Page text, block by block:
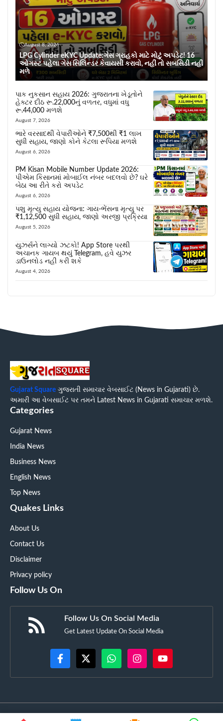
August 8, 2026
LPG Cylinder eKYC Update:ગેસ ગ્રાહકો માટે મોટું અપડેટ! 16
ઓગસ્ટ પહેલા ગેસ સિલિન્ડર કેવાયસી કરાવો, નહીં તો સબસિડી નહીં
મળે
પાક નુકસાન સહાય 2026: ગુજરાતના ખેડૂતોને
હેક્ટર દીઠ રૂ.22,000નું વળતર, વધુમાં વધુ
રૂ.44,000 મળશે
August 7, 2026
ભારે વરસાદથી વેપારીઓને ₹7,500થી ₹1 લાખ
સુધી સહાય, જાણો કોને કેટલા રૂપિયા મળશે
August 6, 2026
PM Kisan Mobile Number Update 2026:
પીએમ કિસાનમાં મોબાઈલ નંબર બદલવો છે? ઘરે
બેઠા આ રીતે કરો અપડેટ
August 6, 2026
પશુ મૃત્યુ સહાય યોજના: ગાય-ભેંસના મૃત્યુ પર
₹1,12,500 સુધી સહાય, જાણો અરજી પ્રક્રિયા
August 5, 2026
યુઝર્સને લાગ્યો ઝટકો! App Store પરથી
અચાનક ગાયબ થયું Telegram, હવે યુઝર
ડાઉનલોડ નહીં કરી શકે
August 4, 2026
Gujarat Square ગુજરાતી સમાચાર વેબસાઈટ (News in Gujarati) છે.
અમારી આ વેબસાઈટ પર તમને Latest News in Gujarati સમાચાર મળશે.
Categories
Gujarat News
India News
Business News
English News
Top News
Quakes Links
About Us
Contact Us
Disclaimer
Privacy policy
Follow Us On
Follow Us On Social Media
Get Latest Update On Social Media
GujaratSquare.in • All rights reserved